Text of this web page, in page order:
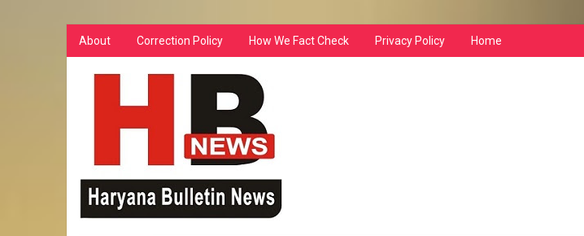
About Correction Policy How We Fact Check Privacy Policy Home